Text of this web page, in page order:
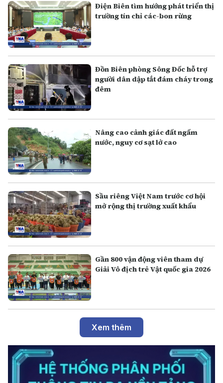
Điện Biên tìm hướng phát triển thị
trường tín chỉ các-bon rừng
Đồn Biên phòng Sông Đốc hỗ trợ
người dân dập tắt đám cháy trong
đêm
Nâng cao cảnh giác đất ngấm
nước, nguy cơ sạt lở cao
Sầu riêng Việt Nam trước cơ hội
mở rộng thị trường xuất khẩu
Gần 800 vận động viên tham dự
Giải Vô địch trẻ Vật quốc gia 2026
Xem thêm